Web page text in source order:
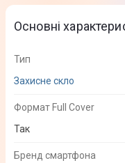
Основні
Тип
Захисне скло
Формат Full Cover
Так
Бренд смартфона